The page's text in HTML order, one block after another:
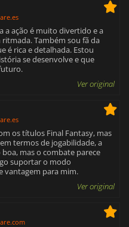
a ação é muito divertido e a
Também sou fã da
é rica e detalhada. Estou
se desenvolve e que
Ver original
os títulos Final Fantasy, mas
termos de jogabilidade, a
mas o combate parece
suportar o modo
vantagem para mim.
Ver original